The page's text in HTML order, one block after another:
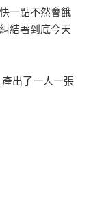
一點不然會餓
結著到底今天
出了一人一張